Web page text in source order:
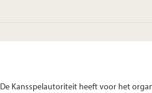
De Kansspelautoriteit heeft voor het